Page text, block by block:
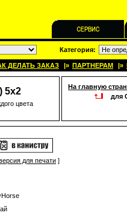
Категория:
ДЕЛАТЬ ЗАКАЗ |» ПАРТНЕРАМ |»
5x2
цвета
На главную
для
для печати ]